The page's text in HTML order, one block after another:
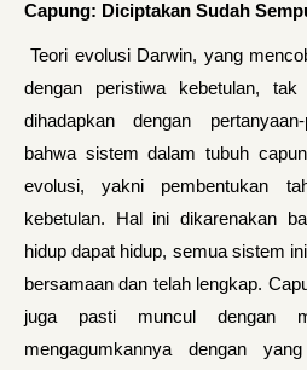
Capung: Diciptakan Sudah
Teori evolusi Darwin, yang
dengan peristiwa kebetulan,
dihadapkan dengan
bahwa sistem dalam tubuh
evolusi, yakni pembentukan
kebetulan. Hal ini dikarenakan
hidup dapat hidup, semua sistem
bersamaan dan telah lengkap.
juga pasti muncul dengan
mengagumkannya dengan